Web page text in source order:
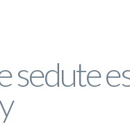
sedute